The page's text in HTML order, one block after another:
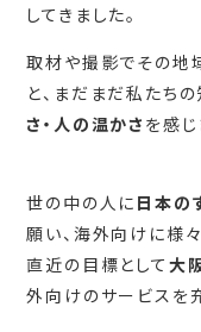
してきました。
取材や撮影でその地
と、まだまだ私たち
さ・人の温かさ を感じ
世の中の人に 日本の
願い、海外向けに様
直近の目標として 大
外向けのサービスを